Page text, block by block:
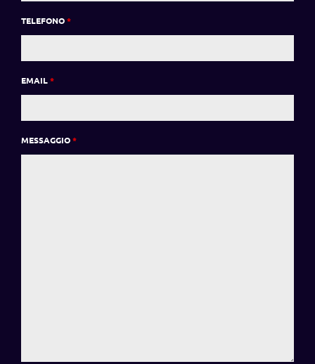
TELEFONO*
EMAIL*
MESSAGGIO*